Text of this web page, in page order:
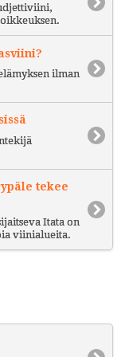
ilman
tekee
Itata on
viinialueita.